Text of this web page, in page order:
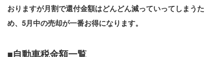
おりますが月割で還付金額はどんどん減っていってしまうた
め、5月中の売却が一番お得になります。
■自動車税金額一覧